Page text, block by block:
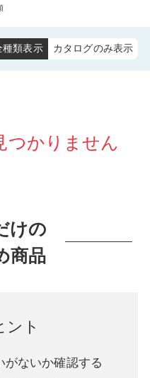
種類表示 カタログのみ表示
つかりません
けの
商品
ント
がないか確認する